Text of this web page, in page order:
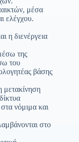
μέσα
ελέγχου.
η διενέργεια
της
του
βάσης
μετακίνηση
νόμιμα και
στο